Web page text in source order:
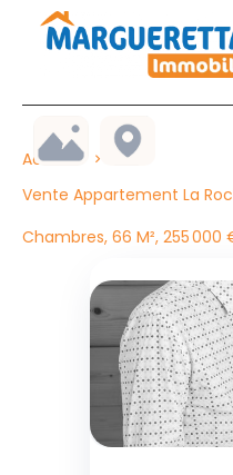
Accueil
Vente Appartement La
Chambres, 66 M², 255 000